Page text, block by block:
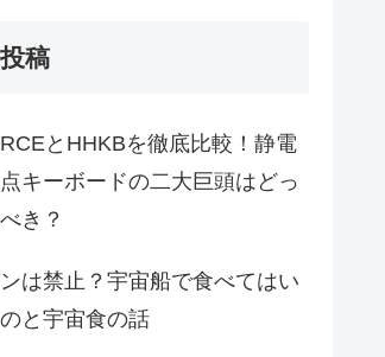
稿
とHHKBを徹底比較！静電
キーボードの二大巨頭はどっ
き？
は禁止？宇宙船で食べてはい
と宇宙食の話